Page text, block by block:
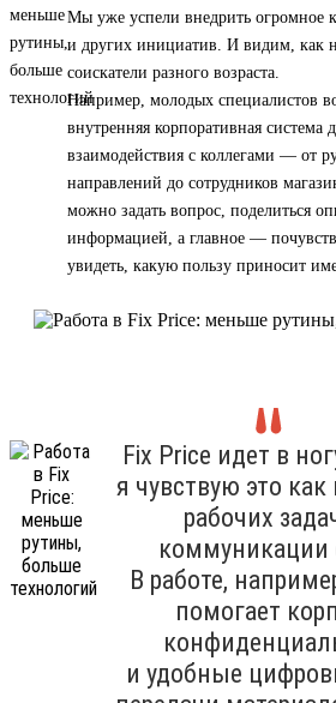
Мы уже успели внедрить огромное
и других инициатив. И видим, как
соискатели разного возраста.
Например, молодых специалистов
внутренняя корпоративная система
взаимодействия с коллегами — от
направлений до сотрудников
можно задать вопрос, поделиться
информацией, а главное —
увидеть, какую пользу приносит
Fix Price идет в
я чувствую это
рабочих
коммуникации
В работе,
помогает
и удобные